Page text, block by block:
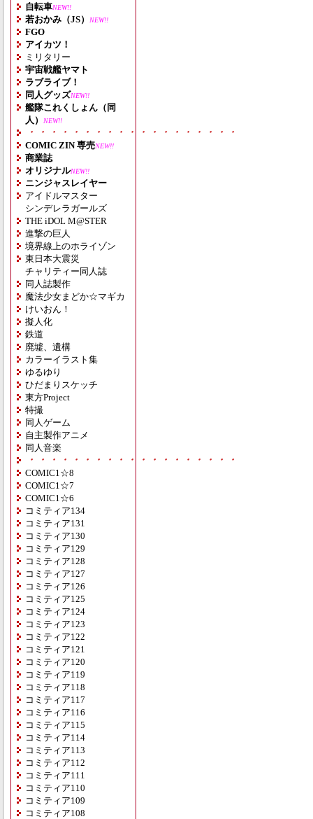
自転車NEW!!
若おかみ（JS） NEW!!
FGO
アイカツ！
ミリタリー
宇宙戦艦ヤマト
ラブライブ！
同人グッズNEW!!
艦隊これくしょん（同
人）
NEW!!
・・・・・・・・・・・・・・・・・・・
COMIC ZIN 専売NEW!!
商業誌
オリジナルNEW!!
ニンジャスレイヤー
アイドルマスター
シンデレラガールズ
THE iDOL M@STER
進撃の巨人
境界線上のホライゾン
東日本大震災
チャリティー同人誌
同人誌製作
魔法少女まどか☆マギカ
けいおん！
擬人化
鉄道
廃墟、遺構
カラーイラスト集
ゆるゆり
ひだまりスケッチ
東方Project
特撮
同人ゲーム
自主製作アニメ
同人音楽
・・・・・・・・・・・・・・・・・・・
COMIC1☆8
COMIC1☆7
COMIC1☆6
コミティア134
コミティア131
コミティア130
コミティア129
コミティア128
コミティア127
コミティア126
コミティア125
コミティア124
コミティア123
コミティア122
コミティア121
コミティア120
コミティア119
コミティア118
コミティア117
コミティア116
コミティア115
コミティア114
コミティア113
コミティア112
コミティア111
コミティア110
コミティア109
コミティア108